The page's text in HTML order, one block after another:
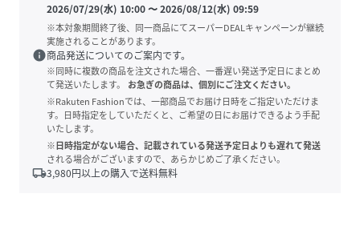
2026/07/29(水) 10:00〜2026/08/12(水) 09:59
※本対象期間終了後、同一商品にてスーパーDEALキャンペーンが継続
実施されることがあります。
info商品発送についてのご案内です。
※同時に複数の商品を注文された場合、一番遅い発送予定日にまとめ
て発送いたします。
お急ぎの商品は、個別にご注文ください。
※Rakuten Fashionでは、一部商品でお届け日時をご指定いただけま
す。日時指定をしていただくと、ご希望の日にお届けできるよう手配
いたします。
※日時指定がない場合、記載されている発送予定日よりも遅れて発送
される場合がございますので、あらかじめご了承ください。
local_shipping3,980円以上の購入で送料無料